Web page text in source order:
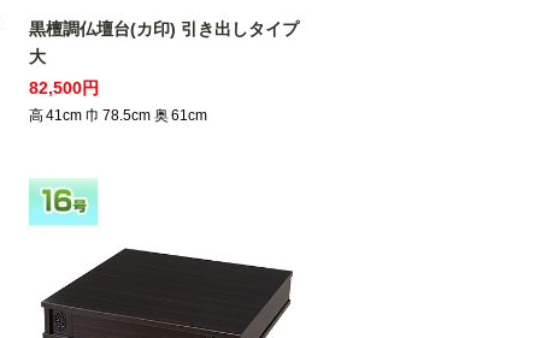
黒檀調仏壇台(カ印) 引き出しタイプ
大
82,500円
高41cm 巾 78.5cm 奥61cm